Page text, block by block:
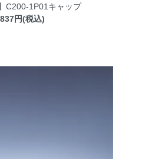
C200-1P01キャップ
円(税込)